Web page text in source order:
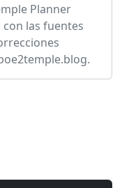
Planner
las fuentes
.